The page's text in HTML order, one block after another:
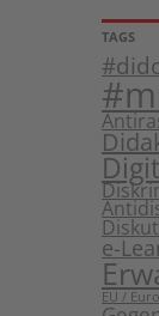
TAGS
e-
EU /